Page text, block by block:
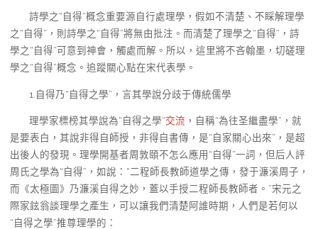
詩學之“自得”概念重要源自行處理學，假如不清楚、不睬解理學
之“自得”，則詩學之“自得”將無由批注。而清楚了理學之“自得”，詩
學之“自得”可意到神會，觸處而解。所以，這里將不吝翰墨，切磋理
學之“自得”概念。追蹤關心點在宋代表學。
1.自得乃“自得之學”，言其學說分歧于傳統儒學
理學家標榜其學說為“自得之學”交流 ，自稱“為往圣繼盡學”，就
是要表白，其說非得自師授，非得自書傳，是“自家關心出來”，是超
出後人的發現。理學開基者周敦頤不怎么應用“自得”一詞，但后人評
周氏之學為“自得”，如說：“二程師長教師道學之傳，發于濂溪周子，
而《太極圖》乃濂溪自得之妙，蓋以手授二程師長教師者。”宋元之
際家鉉翁談理學之產生，可以讓我們清楚阿誰時期，人們是若何以
“自得之學”推尊理學的：